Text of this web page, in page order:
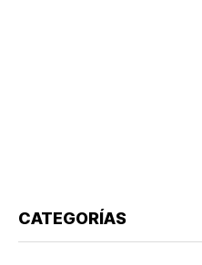
CATEGORÍAS